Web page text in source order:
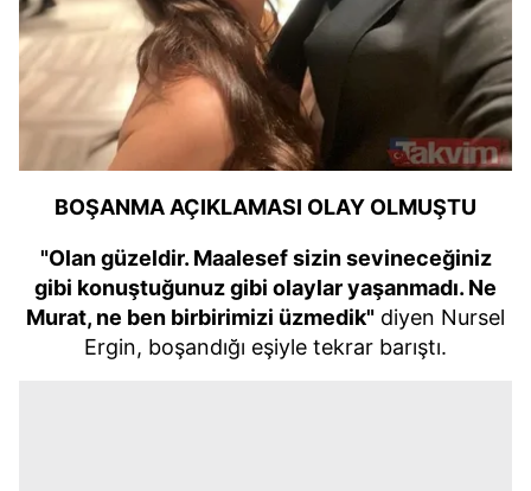
BOŞANMA AÇIKLAMASI OLAY OLMUŞTU
"Olan güzeldir. Maalesef sizin sevineceğiniz
gibi konuştuğunuz gibi olaylar yaşanmadı. Ne
Murat, ne ben birbirimizi üzmedik" diyen Nursel
Ergin, boşandığı eşiyle tekrar barıştı.